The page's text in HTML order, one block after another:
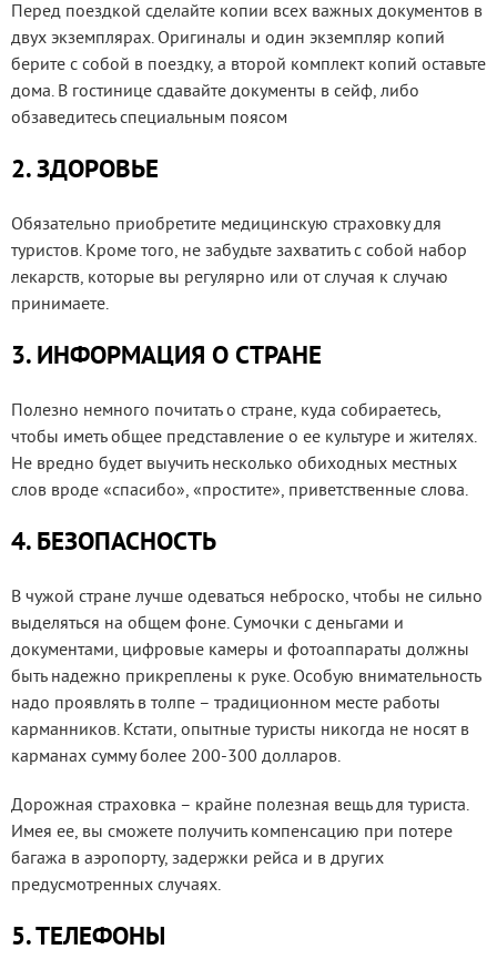
Перед поездкой сделайте копии всех важных документов в
двух экземплярах. Оригиналы и один экземпляр копий
берите с собой в поездку, а второй комплект копий оставьте
дома. В гостинице сдавайте документы в сейф, либо
обзаведитесь специальным поясом
2. ЗДОРОВЬЕ
Обязательно приобретите медицинскую страховку для
туристов. Кроме того, не забудьте захватить с собой набор
лекарств, которые вы регулярно или от случая к случаю
принимаете.
3. ИНФОРМАЦИЯ О СТРАНЕ
Полезно немного почитать о стране, куда собираетесь,
чтобы иметь общее представление о ее культуре и жителях.
Не вредно будет выучить несколько обиходных местных
слов вроде «спасибо», «простите», приветственные слова.
4. БЕЗОПАСНОСТЬ
В чужой стране лучше одеваться неброско, чтобы не сильно
выделяться на общем фоне. Сумочки с деньгами и
документами, цифровые камеры и фотоаппараты должны
быть надежно прикреплены к руке. Особую внимательность
надо проявлять в толпе – традиционном месте работы
карманников. Кстати, опытные туристы никогда не носят в
карманах сумму более 200-300 долларов.
Дорожная страховка – крайне полезная вещь для туриста.
Имея ее, вы сможете получить компенсацию при потере
багажа в аэропорту, задержки рейса и в других
предусмотренных случаях.
5. ТЕЛЕФОНЫ